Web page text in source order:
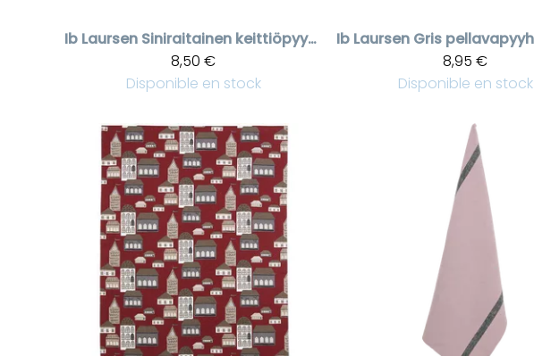
Ib Laursen
Siniraitainen keittiöpyyhe Walter
8,50 €
Disponible en stock
Ib Laursen
8,95 €
Disponible en stock